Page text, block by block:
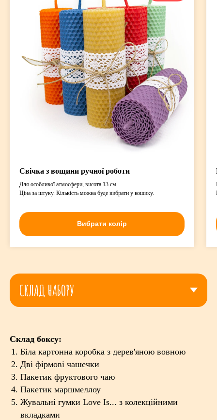
Свічка з вощини ручної роботи
Для особливої атмосфери, висота 13 см.
Ціна за штуку. Кількість можна буде вибрати у кошику.
Вибрати колір
Склад боксу:
Біла картонна коробка з дерев'яною вовною
Дві фірмові чашечки
Пакетик фруктового чаю
Пакетик маршмеллоу
Жувальні гумки Love Is... з колекційними
вкладками